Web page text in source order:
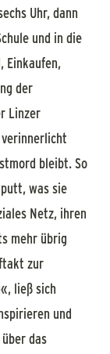
Uhr, dann
und in die
Einkaufen,
der
Linzer
bleibt. So
was sie
Netz, ihren
mehr übrig
zur
ließ sich
und
das